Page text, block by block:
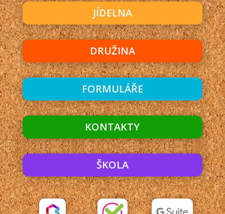
JÍDELNA
DRUŽINA
FORMULÁŘE
KONTAKTY
ŠKOLA